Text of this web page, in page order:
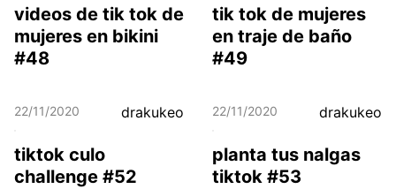
videos de tik tok de
mujeres en bikini
#48
tik tok de mujeres
en traje de baño
#49
22/11/2020 drakukeo
tiktok culo
challenge #52
22/11/2020 drakukeo
planta tus nalgas
tiktok #53